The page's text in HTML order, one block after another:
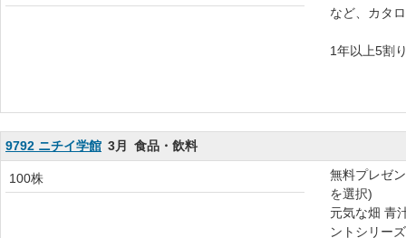
など、カタ
1年以上5割
9792 ニチイ学館 3月 食品・飲料
100株
無料プレゼ
を選択)
元気な畑 青
ントシリー